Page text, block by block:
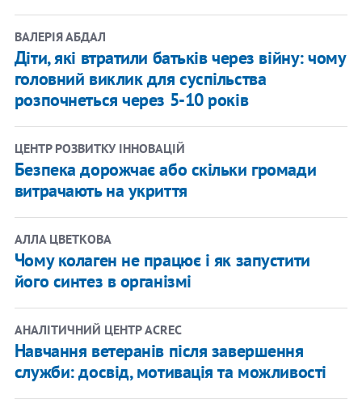
ВАЛЕРІЯ АБДАЛ
Діти, які втратили батьків через війну: чому
головний виклик для суспільства
розпочнеться через 5-10 років
ЦЕНТР РОЗВИТКУ ІННОВАЦІЙ
Безпека дорожчає або скільки громади
витрачають на укриття
АЛЛА ЦВЕТКОВА
Чому колаген не працює і як запустити
його синтез в організмі
АНАЛІТИЧНИЙ ЦЕНТР ACREC
Навчання ветеранів після завершення
служби: досвід, мотивація та можливості